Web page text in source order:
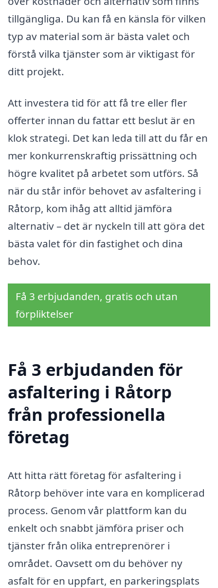
tillgängliga. Du kan få en känsla för vilken
typ av material som är bästa valet och
förstå vilka tjänster som är viktigast för
ditt projekt.
Att investera tid för att få tre eller fler
offerter innan du fattar ett beslut är en
klok strategi. Det kan leda till att du får en
mer konkurrenskraftig prissättning och
högre kvalitet på arbetet som utförs. Så
när du står inför behovet av asfaltering i
Råtorp, kom ihåg att alltid jämföra
alternativ – det är nyckeln till att göra det
bästa valet för din fastighet och dina
behov.
Få 3 erbjudanden, gratis och utan
förpliktelser
Få 3 erbjudanden för
asfaltering i Råtorp
från professionella
företag
Att hitta rätt företag för asfaltering i
Råtorp behöver inte vara en komplicerad
process. Genom vår plattform kan du
enkelt och snabbt jämföra priser och
tjänster från olika entreprenörer i
området. Oavsett om du behöver ny
asfalt för en uppfart, en parkeringsplats